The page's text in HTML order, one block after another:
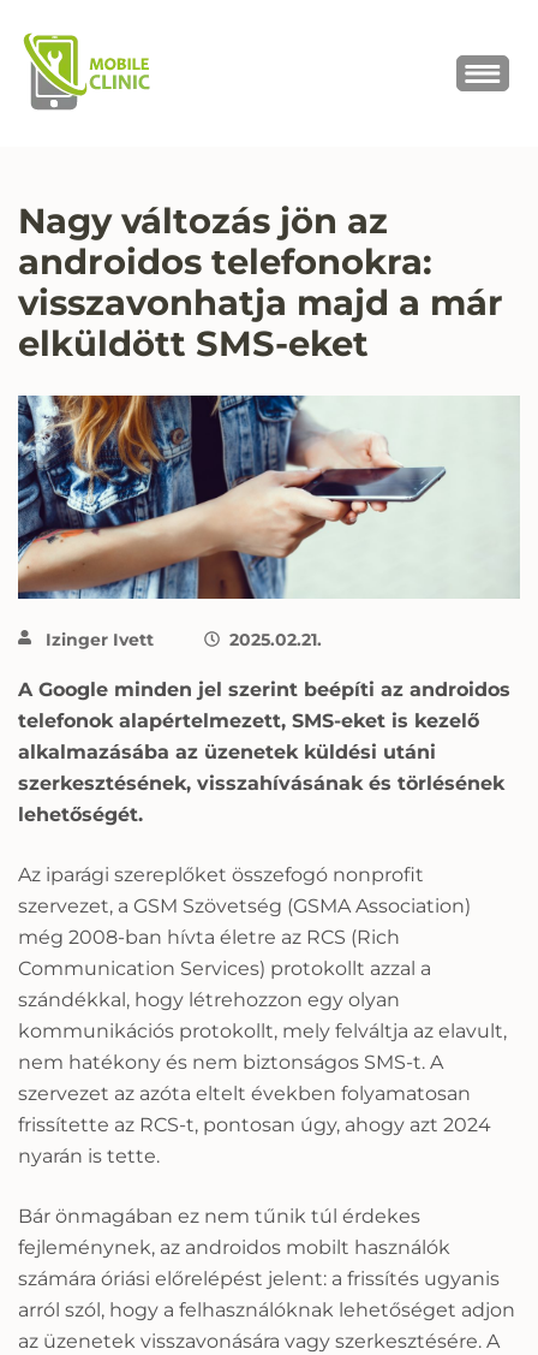
Nagy változás jön az
androidos telefonokra:
visszavonhatja majd a már
elküldött SMS-eket
Izinger Ivett 2025.02.21.
A Google minden jel szerint beépíti az androidos
telefonok alapértelmezett, SMS-eket is kezelő
alkalmazásába az üzenetek küldési utáni
szerkesztésének, visszahívásának és törlésének
lehetőségét.
Az iparági szereplőket összefogó nonprofit
szervezet, a GSM Szövetség (GSMA Association)
még 2008-ban hívta életre az RCS (Rich
Communication Services) protokollt azzal a
szándékkal, hogy létrehozzon egy olyan
kommunikációs protokollt, mely felváltja az elavult,
nem hatékony és nem biztonságos SMS-t. A
szervezet az azóta eltelt években folyamatosan
frissítette az RCS-t, pontosan úgy, ahogy azt 2024
nyarán is tette.
Bár önmagában ez nem tűnik túl érdekes
fejleménynek, az androidos mobilt használók
számára óriási előrelépést jelent: a frissítés ugyanis
arról szól, hogy a felhasználóknak lehetőséget adjon
az üzenetek visszavonására vagy szerkesztésére. A